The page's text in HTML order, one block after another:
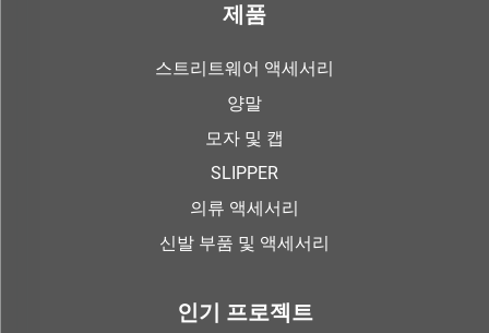
제품
스트리트웨어 액세서리
양말
모자 및 캡
SLIPPER
의류 액세서리
신발 부품 및 액세서리
인기 프로젝트